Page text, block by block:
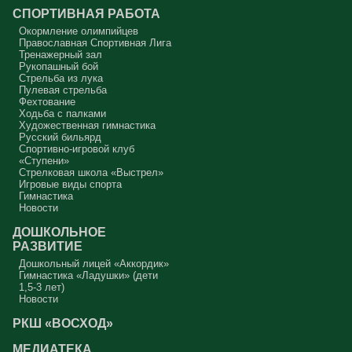
СПОРТИВНАЯ РАБОТА
Окормление олимпийцев
Православная Спортивная Лига
Тренажерный зал
Рукопашный бой
Стрельба из лука
Пулевая стрельба
Фехтование
Ходьба с палками
Художественная гимнастика
Русский бильярд
Спортивно-игровой клуб
«Ступени»
Стрелковая школа «Выстрел»
Игровые виды спорта
Гимнастика
Новости
ДОШКОЛЬНОЕ
РАЗВИТИЕ
Дошкольный лицей «Аккордик»
Гимнастика «Ладушки» (дети
1,5-3 лет)
Новости
РКШ «ВОСХОД»
МЕДИАТЕКА